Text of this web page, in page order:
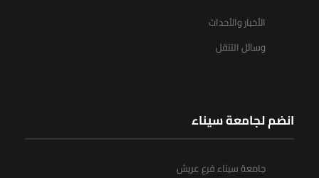
الأخبار والأحداث
وسائل التنقل
انضم لجامعة سيناء
جامعة سيناء فرع عريش